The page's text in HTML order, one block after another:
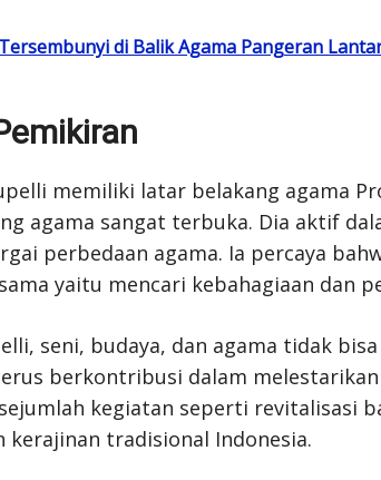
di Balik Agama Pangeran
memiliki latar belakang agama
agama sangat terbuka. Dia aktif
perbedaan agama. Ia percaya
yaitu mencari kebahagiaan dan
seni, budaya, dan agama tidak
berkontribusi dalam melestarikan
kegiatan seperti revitalisasi
kerajinan tradisional Indonesia.